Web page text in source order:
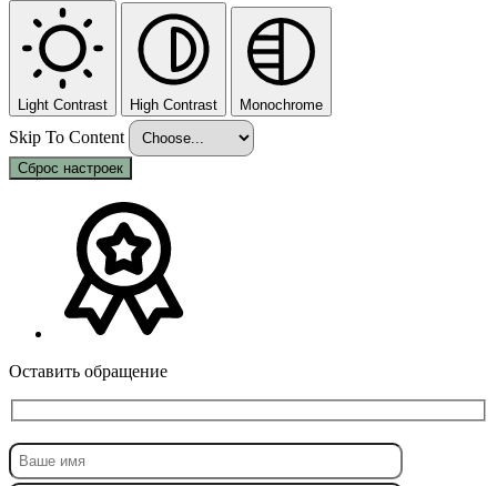
Light Contrast High Contrast Monochrome
Skip To Content
Сброс настроек
Оставить обращение